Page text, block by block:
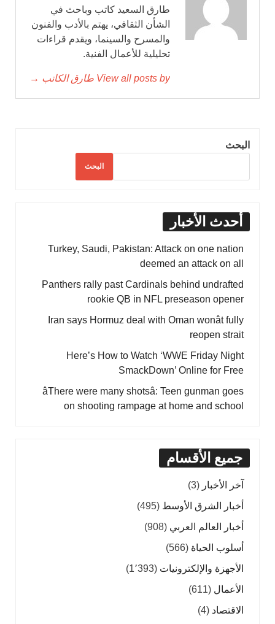
طارق السعيد كاتب وباحث في
الشأن الثقافي، يهتم بالأدب والفنون
والمسرح والسينما، ويقدم قراءات
تحليلية للأعمال الفنية.
View all posts by طارق الكاتب →
البحث
البحث
أحدث الأخبار
Turkey, Saudi, Pakistan: Attack on one nation
deemed an attack on all
Panthers rally past Cardinals behind undrafted
rookie QB in NFL preseason opener
Iran says Hormuz deal with Oman wonât fully
reopen strait
Here’s How to Watch ‘WWE Friday Night
SmackDown’ Online for Free
âThere were many shotsâ: Teen gunman goes
on shooting rampage at home and school
جميع الأقسام
آخر الأخبار (3)
أخبار الشرق الأوسط (495)
أخبار العالم العربي (908)
أسلوب الحياة (566)
الأجهزة والإلكترونيات (1٬393)
الأعمال (611)
الاقتصاد (4)